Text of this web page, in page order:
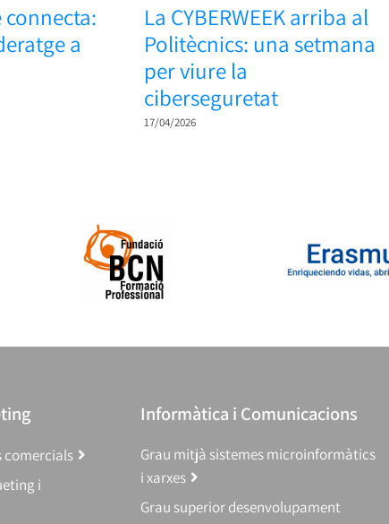
connecta:
a
La CYBERWEEK arriba al
Politècnics: una setmana
per viure la
ciberseguretat
17/04/2026
i
Informàtica i Comunicacions
Grau mitjà sistemes microinformàtics
i xarxes
Grau superior desenvolupament